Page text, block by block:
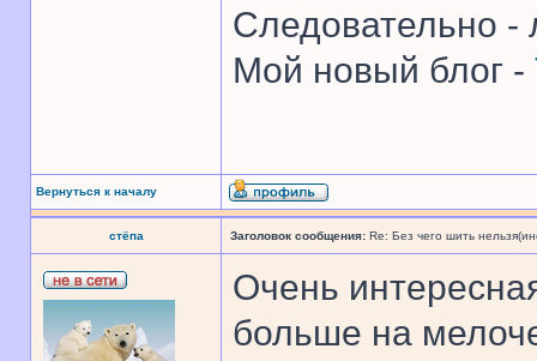
Следовательно -
Мой новый блог -
Вернуться к началу
стёпа Заголовок сообщения: Re: Без чего шить
Очень
больше на